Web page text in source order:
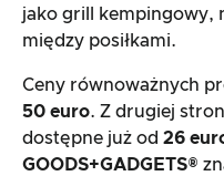
jako grill kempingowy,
między posiłkami.
Ceny równoważnych
50 euro. Z drugiej
dostępne już od 26
GOODS+GADGETS®